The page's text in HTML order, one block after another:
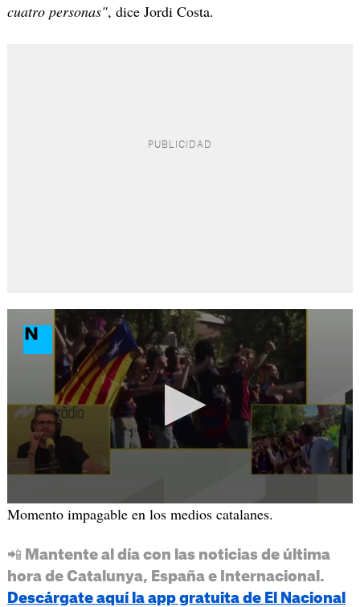
cuatro personas", dice Jordi Costa.
Momento impagable en los medios catalanes.
📲 Mantente al día con las noticias de última
hora de Catalunya, España e Internacional.
Descárgate aquí la app gratuita de El Nacional